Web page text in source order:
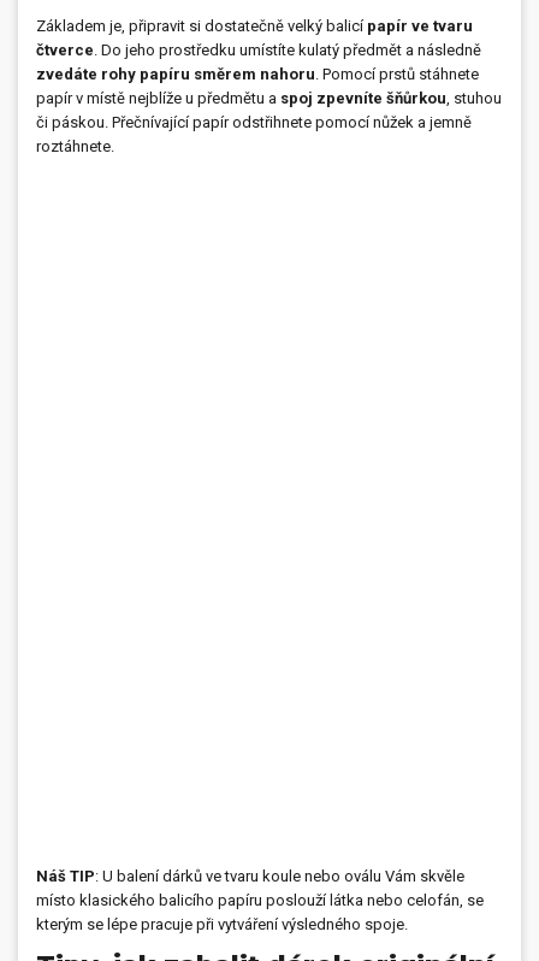
Základem je, připravit si dostatečně velký balicí papír ve tvaru
čtverce . Do jeho prostředku umístíte kulatý předmět a následně
zvedáte rohy papíru směrem nahoru . Pomocí prstů stáhnete
papír v místě nejblíže u předmětu a spoj zpevníte šňůrkou , stuhou
či páskou. Přečnívající papír odstřihnete pomocí nůžek a jemně
roztáhnete.
Náš TIP: U balení dárků ve tvaru koule nebo oválu Vám skvěle
místo klasického balicího papíru poslouží látka nebo celofán, se
kterým se lépe pracuje při vytváření výsledného spoje.